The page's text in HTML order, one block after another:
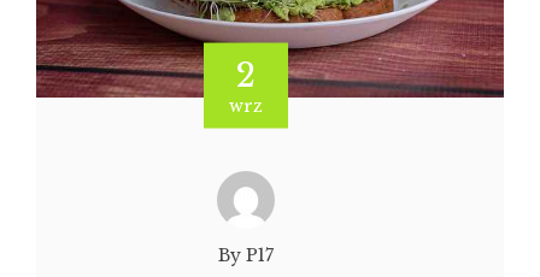
2
wrz
By P17